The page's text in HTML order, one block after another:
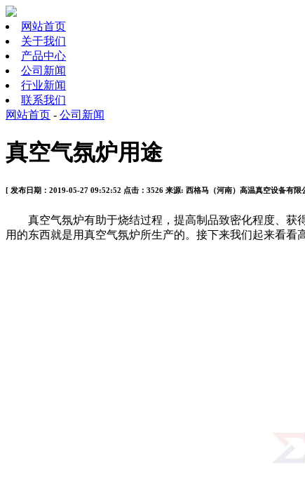
网站首页
关于我们
产品中心
公司新闻
行业新闻
联系我们
网站首页 - 公司新闻
真空气氛炉用途
[ 发布日期：2019-05-27 09:52:52 点击：3526 来源: 西格马（河南）高温真空设备有限
真空气氛炉有助于烧结过程，提高制品致密化程度、获
用的东西就是用真空气氛炉所生产的。接下来我们起来看看